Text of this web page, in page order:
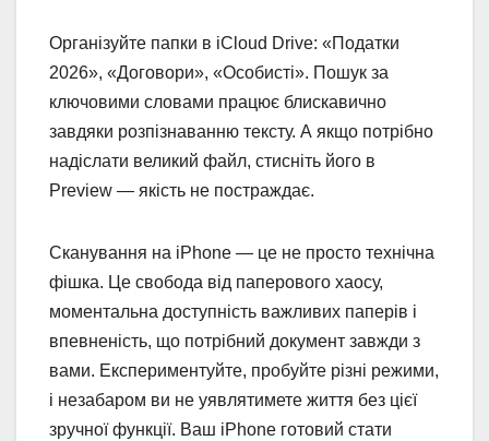
Організуйте папки в iCloud Drive: «Податки
2026», «Договори», «Особисті». Пошук за
ключовими словами працює блискавично
завдяки розпізнаванню тексту. А якщо потрібно
надіслати великий файл, стисніть його в
Preview — якість не постраждає.
Сканування на iPhone — це не просто технічна
фішка. Це свобода від паперового хаосу,
моментальна доступність важливих паперів і
впевненість, що потрібний документ завжди з
вами. Експериментуйте, пробуйте різні режими,
і незабаром ви не уявлятимете життя без цієї
зручної функції. Ваш iPhone готовий стати